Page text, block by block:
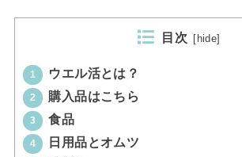
目次 hide
1 ウエル活とは？
2 購入品はこちら
3 食品
4 日用品とオムツ